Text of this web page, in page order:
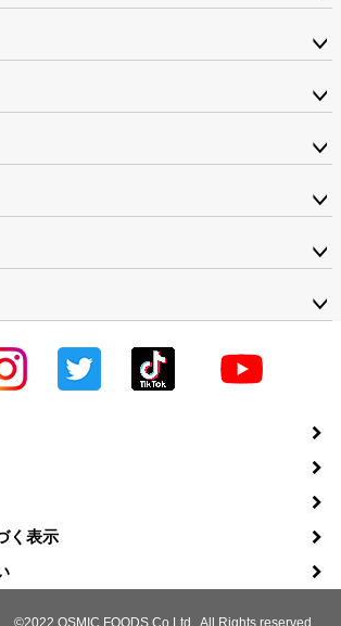
く表示
©2022 OSMIC FOODS.Co.Ltd., All Rights reserved.